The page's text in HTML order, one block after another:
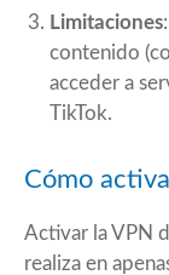
Limitaciones
contenido
acceder a
TikTok.
Cómo
Activar la VPN
realiza en